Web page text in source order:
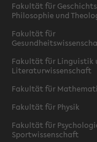
Fakultät für
Philosophie und
Fakultät für
Fakultät für Linguistik
Literaturwissenschaft
Fakultät für
Fakultät für Physik
Fakultät für
Sportwissenschaft